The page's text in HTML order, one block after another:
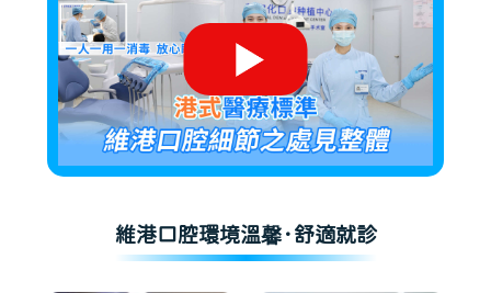
維港口腔環境溫馨·舒適就診